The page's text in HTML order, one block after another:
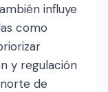
influye
como
y regulación
de